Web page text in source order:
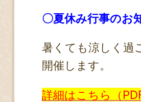
〇夏休み行事のお
暑くても涼しく過
開催します。
詳細はこちら（PDF